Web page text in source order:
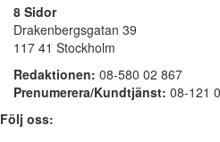
8 Sidor
Drakenbergsgatan 39
117 41 Stockholm
Redaktionen: 08-580 02 867
Prenumerera/Kundtjänst: 08-121
Följ oss: